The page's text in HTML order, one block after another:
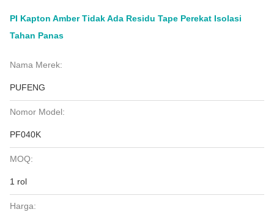
PI Kapton Amber Tidak Ada Residu Tape Perekat Isolasi
Tahan Panas
Nama Merek:
PUFENG
Nomor Model:
PF040K
MOQ:
1 rol
Harga: